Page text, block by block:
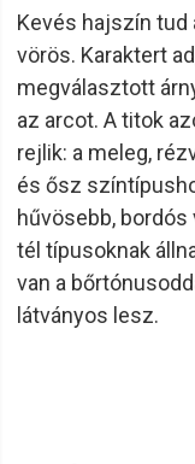
termékeihez, így
kitartsanak.
A termékek
igényeidek
Megfizethető
versenyképes
kaphatod meg,
Ha kiváló
termékeket keresel,
számodra és az
Kevés hajszín tud
vörös. Karaktert
megválasztott
az arcot. A titok
rejlik: a meleg,
és ősz
hűvösebb, bordós
tél típusoknak
van a
látványos lesz.